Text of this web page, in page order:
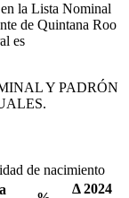
la Lista Nominal
de Quintana Roo
es
Y PADRÓN
de nacimiento
Δ2024